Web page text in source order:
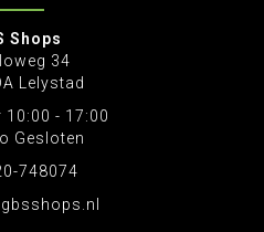
Shops
34
Lelystad
- 17:00
Gesloten
748074